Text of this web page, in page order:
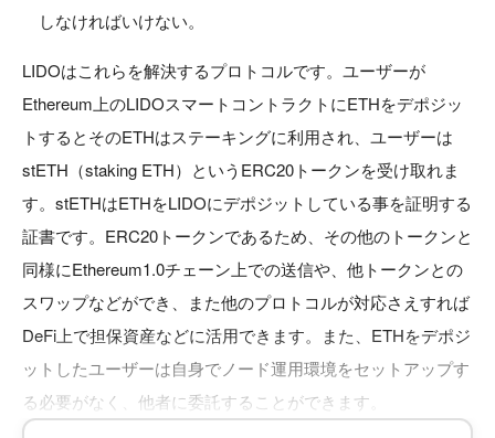
しなければいけない。
LIDOはこれらを解決するプロトコルです。ユーザーが
Ethereum上のLIDOスマートコントラクトにETHをデポジッ
トするとそのETHはステーキングに利用され、ユーザーは
stETH（staking ETH）というERC20トークンを受け取れま
す。stETHはETHをLIDOにデポジットしている事を証明する
証書です。ERC20トークンであるため、その他のトークンと
同様にEthereum1.0チェーン上での送信や、他トークンとの
スワップなどができ、また他のプロトコルが対応さえすれば
DeFi上で担保資産などに活用できます。また、ETHをデポジ
ットしたユーザーは自身でノード運用環境をセットアップす
る必要がなく、他者に委託することができます。